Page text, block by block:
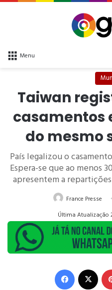
Menu
Taiwan
casamentos
do mesmo
País legalizou o
Espera-se que ao menos
apresentem a
France Presse
Última Atualização
Facebook